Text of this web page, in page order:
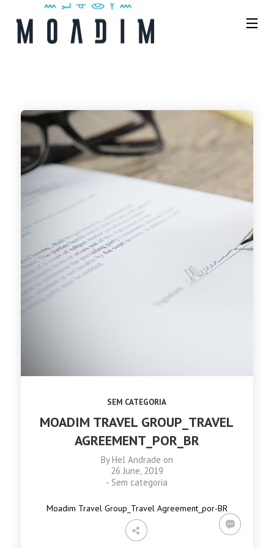
SEM CATEGORIA
MOADIM TRAVEL GROUP_TRAVEL
AGREEMENT_POR_BR
ByHel Andrade on
26 June, 2019
-Sem categoria
Moadim Travel Group_Travel Agreement_por-BR